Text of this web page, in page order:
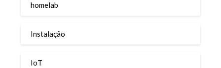
homelab
Instalação
IoT